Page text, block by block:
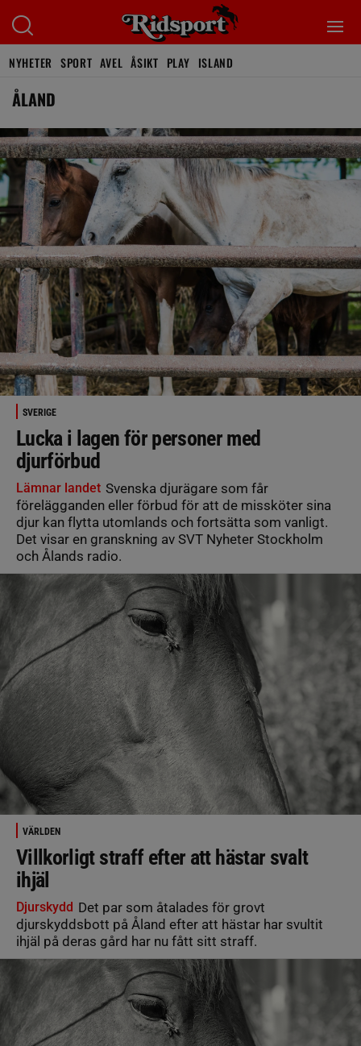
NYHETER SPORT AVEL ÅSIKT PLAY ISLAND
ÅLAND
SVERIGE
Lucka i lagen för personer med
djurförbud
Lämnar landet Svenska djurägare som får
förelägganden eller förbud för att de missköter sina
djur kan flytta utomlands och fortsätta som vanligt.
Det visar en granskning av SVT Nyheter Stockholm
och Ålands radio.
VÄRLDEN
Villkorligt straff efter att hästar svalt
ihjäl
Djurskydd Det par som åtalades för grovt
djurskyddsbott på Åland efter att hästar har svultit
ihjäl på deras gård har nu fått sitt straff.